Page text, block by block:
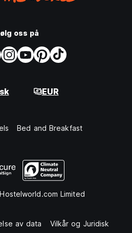
oss på
EUR
Bed and Breakfast
Limited
av data Vilkår og Juridisk